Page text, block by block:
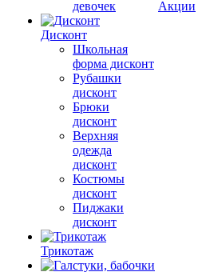
девочек
Дисконт
Школьная
форма дисконт
Рубашки
дисконт
Брюки
дисконт
Верхняя
одежда
дисконт
Костюмы
дисконт
Пиджаки
дисконт
Трикотаж
Акции